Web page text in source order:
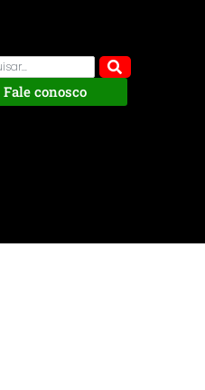
Fale conosco